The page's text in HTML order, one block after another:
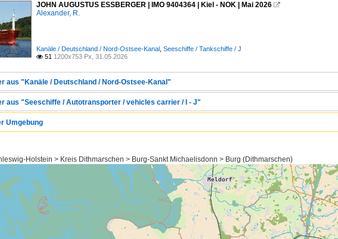
JOHN AUGUSTUS ESSBERGER | IMO 9404364 | Kiel - NOK | Mai 2026 
Alexander, R.
Kanäle / Deutschland / Nord-Ostsee-Kanal Seeschiffe / Tankschiffe / J
 51 1200x753 Px, 31.05.2026
aus "Kanäle / Deutschland / Nord-Ostsee-Kanal"
aus "Seeschiffe / Autotransporter / vehicles carrier / I - J"
Umgebung
Holstein > Kreis Dithmarschen > Burg-Sankt Michaelisdonn > Burg (Dithmarschen)